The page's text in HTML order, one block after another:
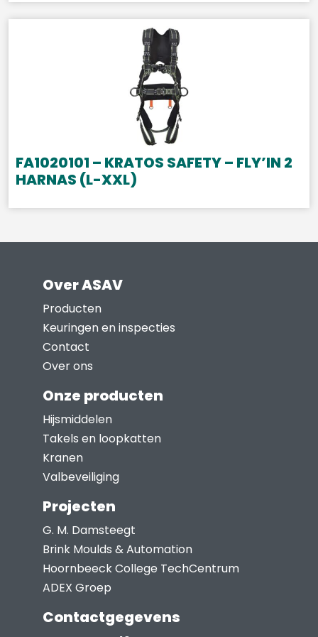
FA1020101 – KRATOS SAFETY – FLY’IN 2
HARNAS (L-XXL)
Over ASAV
Producten
Keuringen en inspecties
Contact
Over ons
Onze producten
Hijsmiddelen
Takels en loopkatten
Kranen
Valbeveiliging
Projecten
G. M. Damsteegt
Brink Moulds & Automation
Hoornbeeck College TechCentrum
ADEX Groep
Contactgegevens